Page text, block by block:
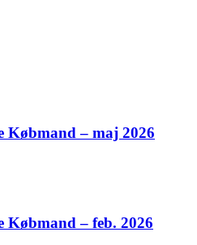
Købmand – maj 2026
Købmand – feb. 2026